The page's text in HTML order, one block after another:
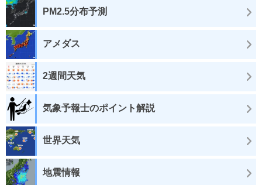
PM2.5分布予測
アメダス
2週間天気
気象予報士のポイント解説
世界天気
地震情報